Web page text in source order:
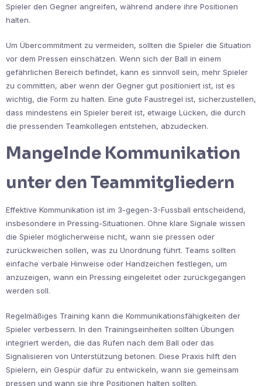
Spieler den Gegner angreifen, während andere ihre Positionen
halten.
Um Übercommitment zu vermeiden, sollten die Spieler die Situation
vor dem Pressen einschätzen. Wenn sich der Ball in einem
gefährlichen Bereich befindet, kann es sinnvoll sein, mehr Spieler
zu committen, aber wenn der Gegner gut positioniert ist, ist es
wichtig, die Form zu halten. Eine gute Faustregel ist, sicherzustellen,
dass mindestens ein Spieler bereit ist, etwaige Lücken, die durch
die pressenden Teamkollegen entstehen, abzudecken.
Mangelnde Kommunikation
unter den Teammitgliedern
Effektive Kommunikation ist im 3-gegen-3-Fussball entscheidend,
insbesondere in Pressing-Situationen. Ohne klare Signale wissen
die Spieler möglicherweise nicht, wann sie pressen oder
zurückweichen sollen, was zu Unordnung führt. Teams sollten
einfache verbale Hinweise oder Handzeichen festlegen, um
anzuzeigen, wann ein Pressing eingeleitet oder zurückgegangen
werden soll.
Regelmäßiges Training kann die Kommunikationsfähigkeiten der
Spieler verbessern. In den Trainingseinheiten sollten Übungen
integriert werden, die das Rufen nach dem Ball oder das
Signalisieren von Unterstützung betonen. Diese Praxis hilft den
Spielern, ein Gespür dafür zu entwickeln, wann sie gemeinsam
pressen und wann sie ihre Positionen halten sollten.